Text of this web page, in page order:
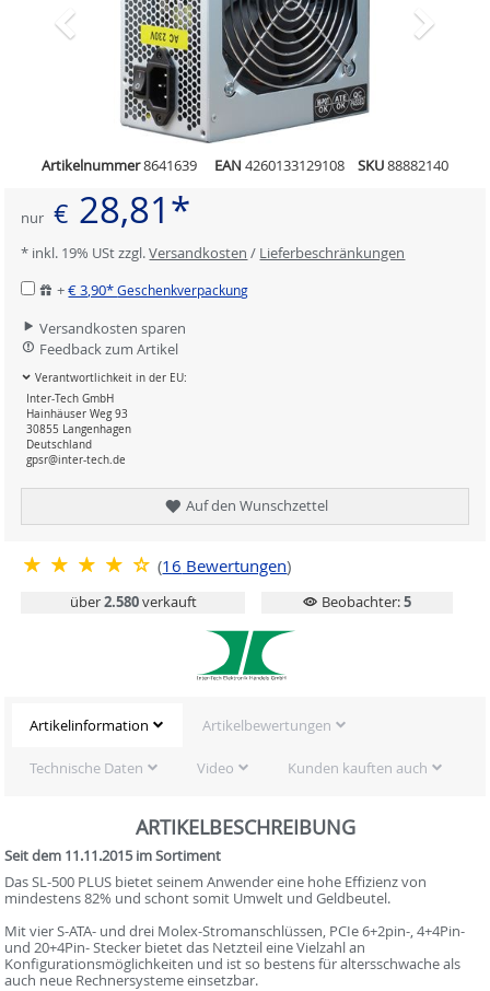
Artikelnummer8641639 EAN 4260133129108 SKU88882140
nur € 28,81*
* inkl. 19% USt zzgl.Versandkosten / Lieferbeschränkungen
+€ 3,90*Geschenkverpackung
Versandkosten sparen
Feedback zum Artikel
Verantwortlichkeit in der EU:
Inter-Tech GmbH
Hainhäuser Weg 93
30855 Langenhagen
Deutschland
gpsr@inter-tech.de
Auf den Wunschzettel
(16 Bewertungen)
über2.580verkauft Beobachter:5
Artikelinformation Artikelbewertungen
Technische Daten Video Kunden kauften auch
ARTIKELBESCHREIBUNG
Seit dem 11.11.2015 im Sortiment
Das SL-500 PLUS bietet seinem Anwender eine hohe Effizienz von
mindestens 82% und schont somit Umwelt und Geldbeutel.
Mit vier S-ATA- und drei Molex-Stromanschlüssen, PCIe 6+2pin-, 4+4Pin-
und 20+4Pin- Stecker bietet das Netzteil eine Vielzahl an
Konfigurationsmöglichkeiten und ist so bestens für altersschwache als
auch neue Rechnersysteme einsetzbar.